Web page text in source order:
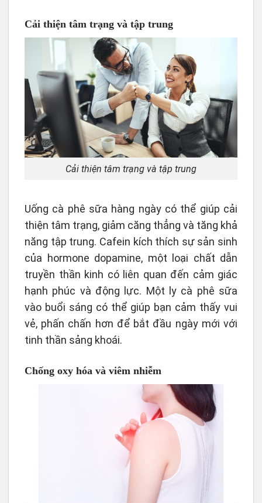
Cải thiện tâm trạng và tập trung
Cải thiện tâm trạng và tập trung
Uống cà phê sữa hàng ngày có thể giúp cải
thiện tâm trạng, giảm căng thẳng và tăng khả
năng tập trung. Cafein kích thích sự sản sinh
của hormone dopamine, một loại chất dẫn
truyền thần kinh có liên quan đến cảm giác
hạnh phúc và động lực. Một ly cà phê sữa
vào buổi sáng có thể giúp bạn cảm thấy vui
vẻ, phấn chấn hơn để bắt đầu ngày mới với
tinh thần sảng khoái.
Chống oxy hóa và viêm nhiễm